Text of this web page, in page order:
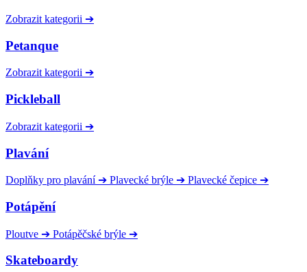
Zobrazit kategorii ➔
Petanque
Zobrazit kategorii ➔
Pickleball
Zobrazit kategorii ➔
Plavání
Doplňky pro plavání ➔ Plavecké brýle ➔ Plavecké čepice ➔
Potápění
Ploutve ➔ Potápěčské brýle ➔
Skateboardy